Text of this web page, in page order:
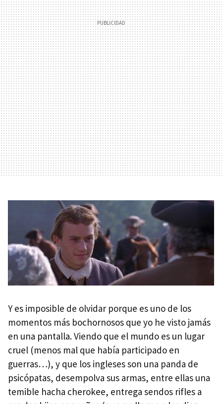
Y es imposible de olvidar porque es uno de los
momentos más bochornosos que yo he visto jamás
en una pantalla. Viendo que el mundo es un lugar
cruel (menos mal que había participado en
guerras…), y que los ingleses son una panda de
psicópatas, desempolva sus armas, entre ellas una
temible hacha cherokee, entrega sendos rifles a